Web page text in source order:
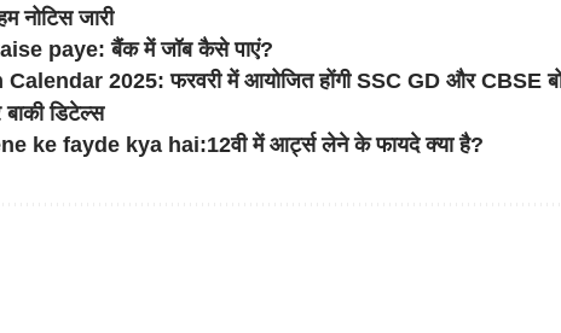
नोटिस जारी
paye: बैंक में जॉब कैसे पाएं?
2025: फरवरी में आयोजित होंगी SSC GD और CBSE
बाकी डिटेल्स
ke fayde kya hai:12वी में आर्ट्स लेने के फायदे क्या है?